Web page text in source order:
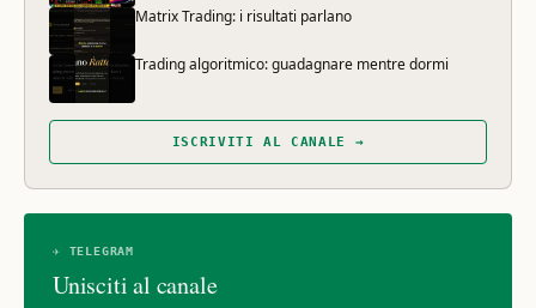
Matrix Trading: i risultati parlano
Trading algoritmico: guadagnare mentre dormi
ISCRIVITI AL CANALE →
✈ TELEGRAM
Unisciti al canale